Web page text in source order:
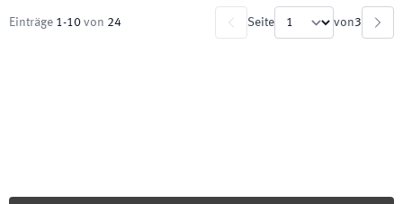
Einträge 1-10 von 24 Seite von3